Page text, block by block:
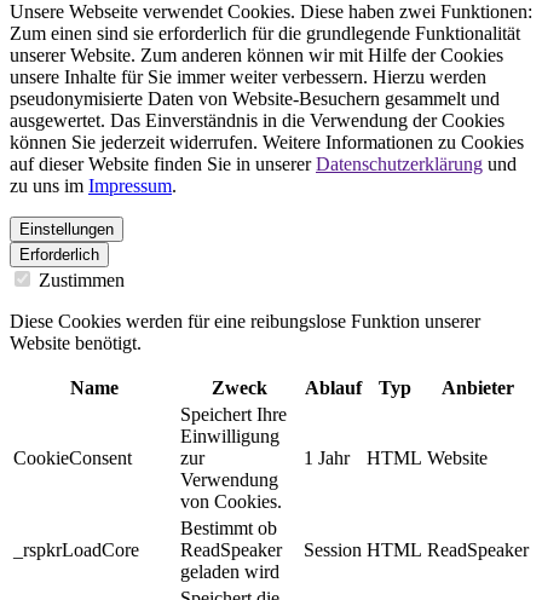
Unsere Webseite verwendet Cookies. Diese haben zwei Funktionen:
Zum einen sind sie erforderlich für die grundlegende Funktionalität
unserer Website. Zum anderen können wir mit Hilfe der Cookies
unsere Inhalte für Sie immer weiter verbessern. Hierzu werden
pseudonymisierte Daten von Website-Besuchern gesammelt und
ausgewertet. Das Einverständnis in die Verwendung der Cookies
können Sie jederzeit widerrufen. Weitere Informationen zu Cookies
auf dieser Website finden Sie in unsererDatenschutzerklärung und
zu uns im Impressum.
Einstellungen
Erforderlich
Zustimmen
Diese Cookies werden für eine reibungslose Funktion unserer
Website benötigt.
Name Zweck Ablauf Typ Anbieter
CookieConsent
Speichert Ihre
Einwilligung
zur
Verwendung
von Cookies.
1 Jahr HTML Website
_rspkrLoadCore
Bestimmt ob
ReadSpeaker
geladen wird
Session HTML ReadSpeaker